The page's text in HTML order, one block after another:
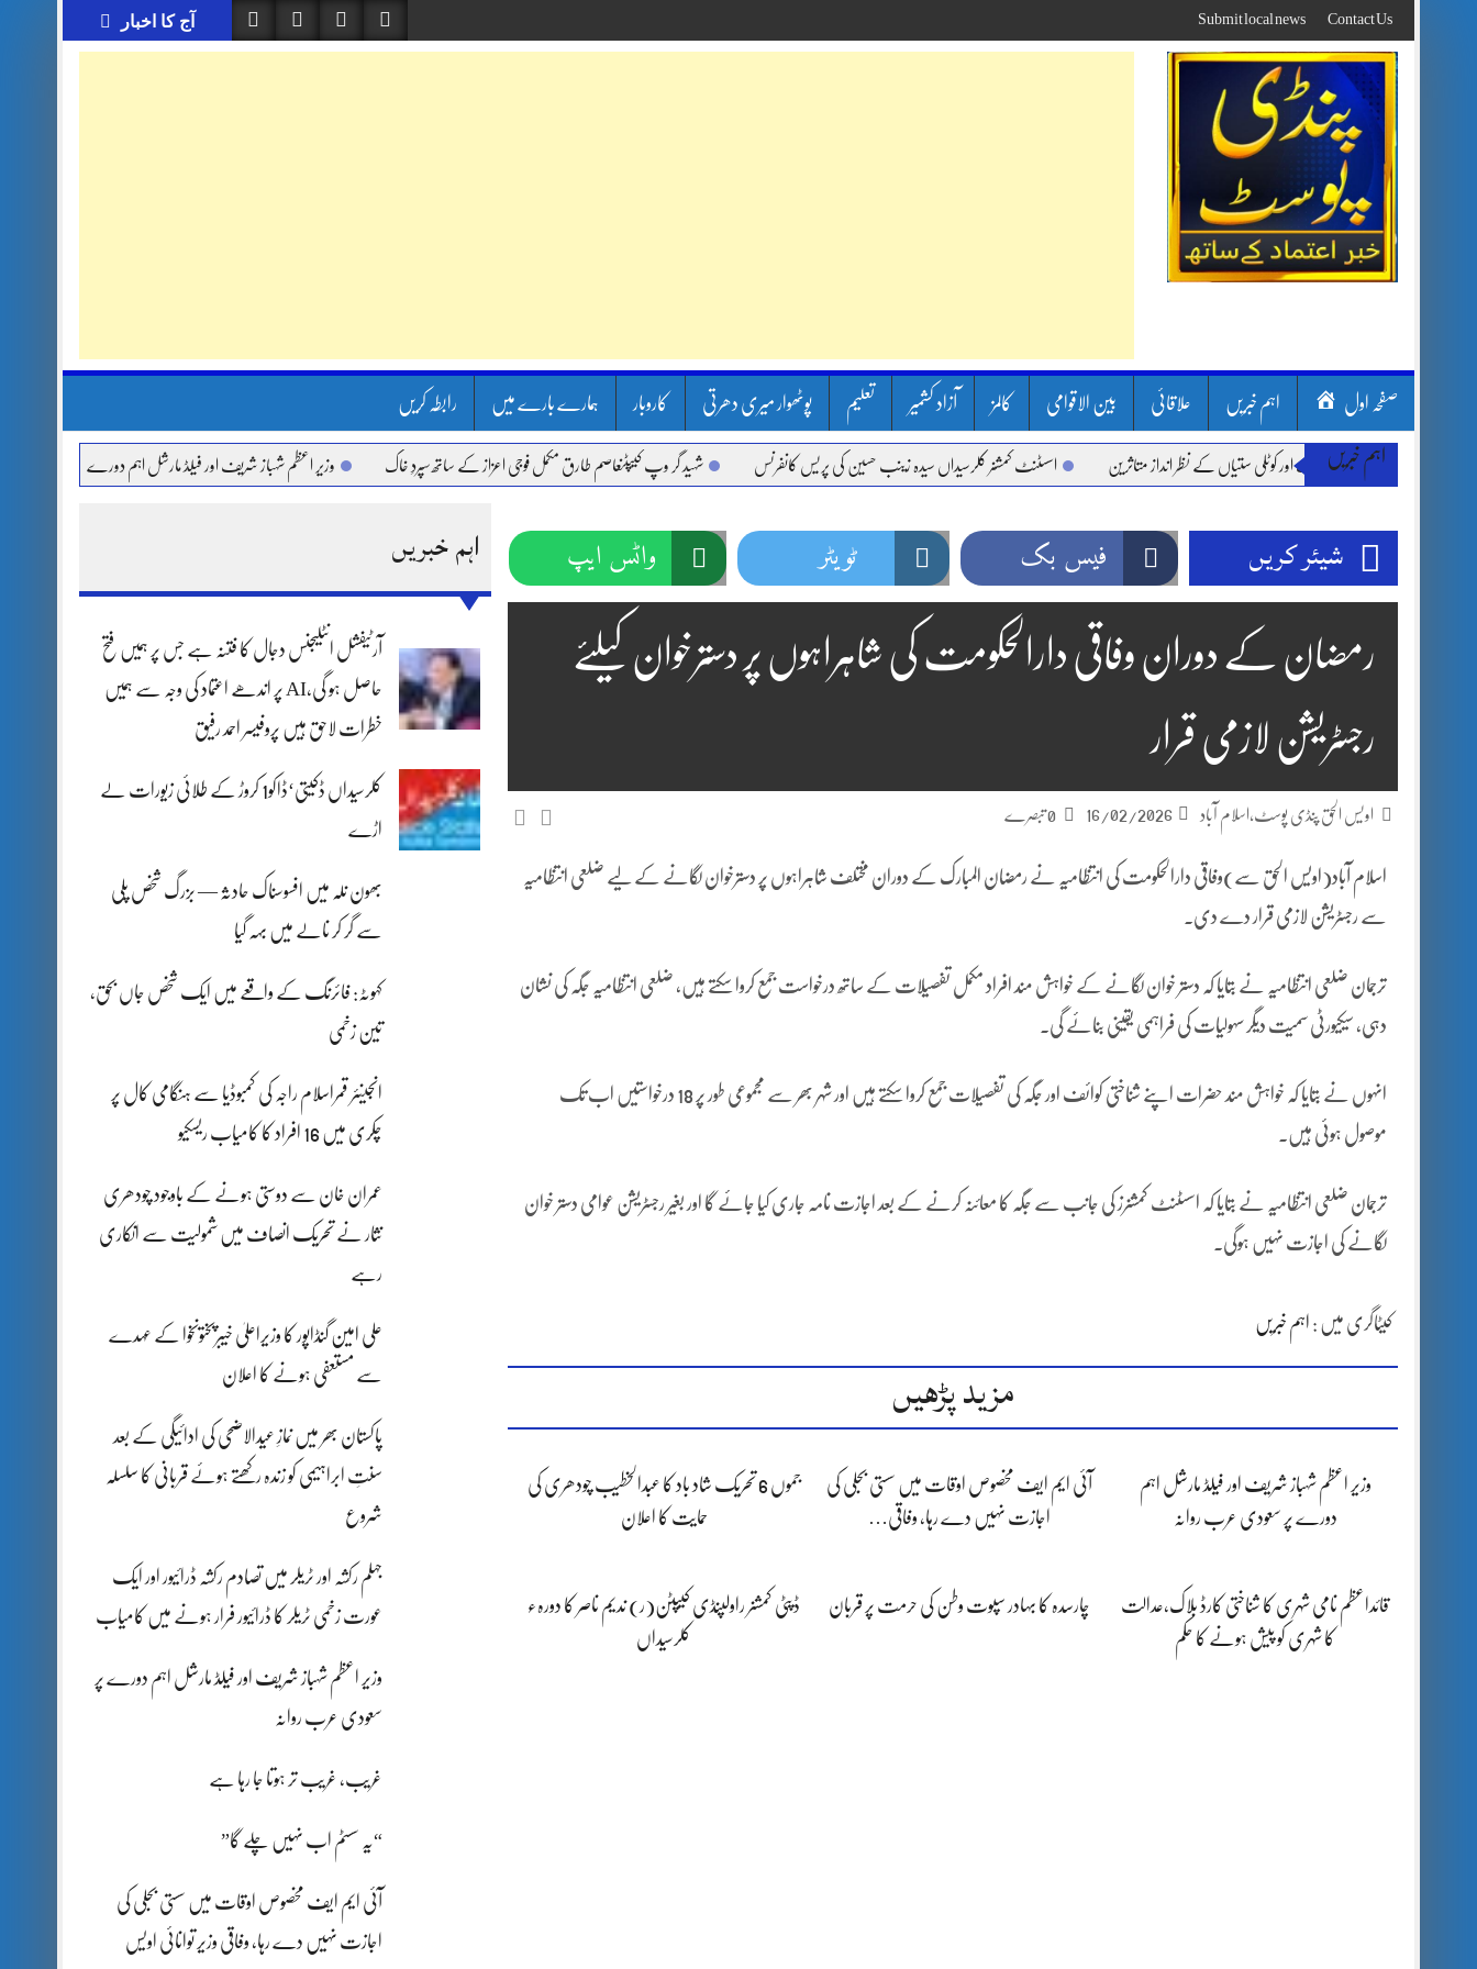
to
content
آج کا اخبار Contact Us
Submit local news
صفحہ اول اہم خبریں علاقائی بین الاقوامی کالمز آزاد کشمیر تعلیم پوٹھوار میری دھرتی کاروبار ہمارے بارے میں رابطہ کریں
اہم خبریں
سون بارشیں، لینڈ سلائیڈنگ اور کوٹلی ستیاں کے نظر انداز متاثرین اسسٹنٹ کمشنر کلرسیداں سیدہ زینب حسین کی پریس کانفرنس شہید گر وپ کیپٹنعاصم طارق مکمل فوجی اعزاز کے ساتھ سپردِ خاک وزیر اعظم شہباز شریف اور فیلڈ مارشل اہم دورے پر سعودی عرب روانہ
اہم خبریں
آرٹیفشل انٹلیجنس دجال کا فتنہ ہے جس پر ہمیں فتح
حاصل ہو گی،AI پر اندھے اعتماد کی وجہ سے ہمیں
خطرات لاحق ہیں پروفیسر احمد رفیق
کلرسیداں ڈکیتی‘ڈاکو1 کروڑ کے طلائی زیورات لے
اڑے
بھون نلہ میں افسوسناک حادثہ — بزرگ شخص پلی
سے گر کر نالے میں بہہ گیا
کہوٹہ: فائرنگ کے واقعے میں ایک شخص جاں بحق،
تین زخمی
انجینئر قمراسلام راجہ کی کمبوڈیا سے ہنگامی کال پر
چکری میں 16 افراد کا کامیاب ریسکیو
عمران خان سے دوستی ہونے کے باوجود چودھری
نثار نے تحریک انصاف میں شمولیت سے انکاری
رہے
علی امین گنڈاپور کا وزیراعلیٰ خیبرپختونخوا کے عہدے
سے مستعفی ہونے کا اعلان
پاکستان بھر میں نمازِ عیدالاضحی کی ادائیگی کے بعد
سنتِ ابراہیمی کو زندہ رکھتے ہوئے قربانی کا سلسلہ
شروع
جہلم رکشہ اور ٹریلر میں تصادم رکشہ ڈرائیور اور ایک
عورت زخمی ٹریلر کا ڈرائیور فرار ہونے میں کامیاب
وزیر اعظم شہباز شریف اور فیلڈ مارشل اہم دورے پر
سعودی عرب روانہ
غریب، غریب تر ہوتا جا رہا ہے
“یہ سسٹم اب نہیں چلے گا”
آئی ایم ایف مخصوص اوقات میں سستی بجلی کی
اجازت نہیں دے رہا، وفاقی وزیر توانائی اویس
شیئر کریں فیس بک ٹویٹر واٹس ایپ
رمضان کے دوران وفاقی دارالحکومت کی شاہراہوں پر دسترخوان کیلئے
رجسٹریشن لازمی قرار
اویس الحق پنڈی پوسٹ،اسلام آباد 16/02/2026
اسلام آباد(اویس الحق سے)وفاقی دارالحکومت کی انتظامیہ نے رمضان المبارک کے دوران مختلف شاہراہوں پر دسترخوان لگانے کے لیے ضلعی انتظامیہ
سے رجسٹریشن لازمی قرار دے دی۔
ترجمان ضلعی انتظامیہ نے بتایا کہ دستر خوان لگانے کے خواہش مند افراد مکمل تفصیلات کے ساتھ درخواست جمع کروا سکتے ہیں، ضلعی انتظامیہ جگہ کی نشان
دہی، سیکیورٹی سمیت دیگر سہولیات کی فراہمی یقینی بنائے گی۔
انہوں نے بتایا کہ خواہش مند حضرات اپنے شناختی کوائف اور جگہ کی تفصیلات جمع کروا سکتے ہیں اور شہر بھر سے مجموعی طور پر 18 درخواستیں اب تک
موصول ہوئی ہیں۔
ترجمان ضلعی انتظامیہ نے بتایا کہ اسسٹنٹ کمشنرز کی جانب سے جگہ کا معائنہ کرنے کے بعد اجازت نامہ جاری کیا جائے گا اور بغیر رجسٹریشن عوامی دستر خوان
لگانے کی اجازت نہیں ہوگی۔
کیٹاگری میں : اہم خبریں
مزید پڑھیں
وزیر اعظم شہباز شریف اور فیلڈ مارشل اہم
دورے پر سعودی عرب روانہ
آئی ایم ایف مخصوص اوقات میں سستی بجلی کی
اجازت نہیں دے رہا، وفاقی…
جموں 6 تحریک شاد باد کا عبدالخطیب چودھری کی
حمایت کا اعلان
قائداعظم نامی شہری کا شناختی کارڈ بلاک،عدالت
کا شہری کو پیش ہونے کا حکم
چارسدہ کا بہادر سپوت وطن کی حرمت پر قربان
ڈپٹی کمشنر راولپنڈی کیپٹن(ر) ندیم ناصر کا دورہء
کلرسیداں